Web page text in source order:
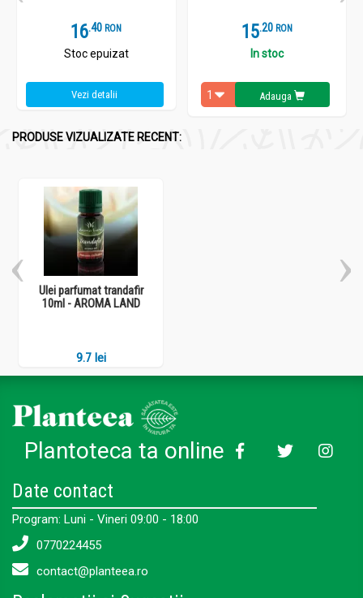
16.4 RON
Stoc epuizat
Vezi detalii
15.2 RON
In stoc
Adauga
PRODUSE VIZUALIZATE RECENT:
Ulei parfumat trandafir
10ml - AROMA LAND
9.7 lei
Plantoteca ta online
Date contact
Program: Luni - Vineri 09:00 - 18:00
0770224455
contact@planteea.ro